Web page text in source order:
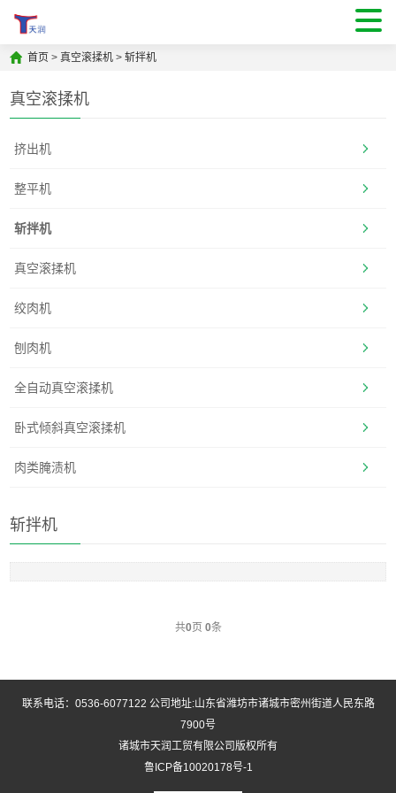
首页 >真空滚揉机 >斩拌机
真空滚揉机
挤出机
整平机
斩拌机
真空滚揉机
绞肉机
刨肉机
全自动真空滚揉机
卧式倾斜真空滚揉机
肉类腌渍机
斩拌机
共0 页 0条
联系电话：0536-6077122 公司地址:山东省潍坊市诸城市密州街道人民东路
7900号
诸城市天润工贸有限公司版权所有
鲁ICP备10020178号-1